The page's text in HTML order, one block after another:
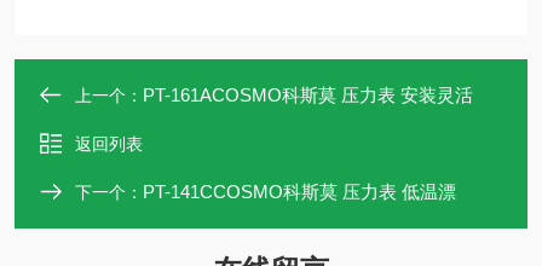
上一个： PT-161ACOSMO科斯莫 压力表 安装灵活
返回列表
下一个： PT-141CCOSMO科斯莫 压力表 低温漂